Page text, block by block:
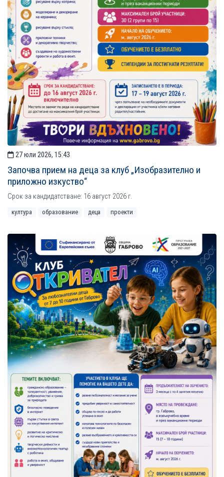
27 юли 2026, 15:43
Започва прием на деца за клуб „Изобразително и
приложно изкуство“
Срок за кандидатстване: 16 август 2026 г.
култура образование деца проекти